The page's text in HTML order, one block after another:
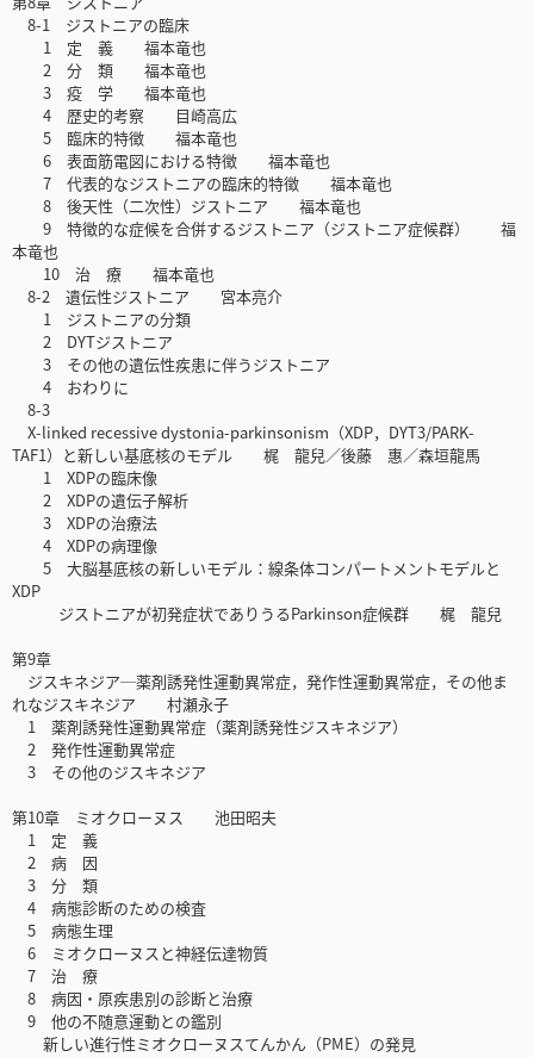
8-1 ジストニアの臨床
1 定 義 福本竜也
2 分 類 福本竜也
3 疫 学 福本竜也
4 歴史的考察 目崎高広
5 臨床的特徴 福本竜也
6 表面筋電図における特徴 福本竜也
7 代表的なジストニアの臨床的特徴 福本竜也
8 後天性（二次性）ジストニア 福本竜也
9 特徴的な症候を合併するジストニア（ジストニア症候群） 福
本竜也
10 治 療 福本竜也
8-2 遺伝性ジストニア 宮本亮介
1 ジストニアの分類
2 DYTジストニア
3 その他の遺伝性疾患に伴うジストニア
4 おわりに
8-3
X-linked recessive dystonia-parkinsonism（XDP，DYT3/PARK-
TAF1）と新しい基底核のモデル 梶 龍兒／後藤 惠／森垣龍馬
1 XDPの臨床像
2 XDPの遺伝子解析
3 XDPの治療法
4 XDPの病理像
5 大脳基底核の新しいモデル：線条体コンパートメントモデルと
XDP
ジストニアが初発症状でありうるParkinson症候群 梶 龍兒
第9章
ジスキネジア─薬剤誘発性運動異常症，発作性運動異常症，その他ま
れなジスキネジア 村瀬永子
1 薬剤誘発性運動異常症（薬剤誘発性ジスキネジア）
2 発作性運動異常症
3 その他のジスキネジア
第10章 ミオクローヌス 池田昭夫
1 定 義
2 病 因
3 分 類
4 病態診断のための検査
5 病態生理
6 ミオクローヌスと神経伝達物質
7 治 療
8 病因・原疾患別の診断と治療
9 他の不随意運動との鑑別
新しい進行性ミオクローヌスてんかん（PME）の発見